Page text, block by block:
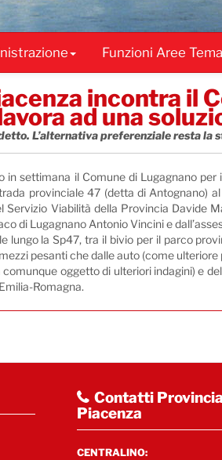
Funzioni Aree
incontra il
ad una
L’alternativa preferenziale resta la
in settimana il Comune di Lugagnano
provinciale 47 (detta di Antognano)
Servizio Viabilità della Provincia Davide
di Lugagnano Antonio Vincini e
lungo la Sp47, tra il bivio per il parco
pesanti che dalle auto (come
comunque oggetto di ulteriori indagini) e
Romagna.
Contatti
Piacenza
CENTRALINO: